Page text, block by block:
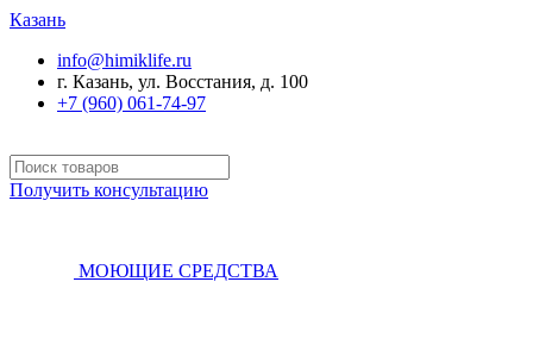
Казань
info@himiklife.ru
г. Казань, ул. Восстания, д. 100
+7 (960) 061-74-97
Получить консультацию
МОЮЩИЕ СРЕДСТВА